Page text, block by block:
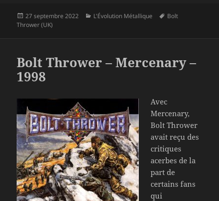
Publié
le
27 septembre 2022 Catégories
L'Évolution Métallique
Mots-
Bolt
Thrower (UK)
Bolt Thrower – Mercenary –
1998
Avec
Mercenary,
Bolt Thrower
avait reçu des
critiques
acerbes de la
part de
certains fans
qui